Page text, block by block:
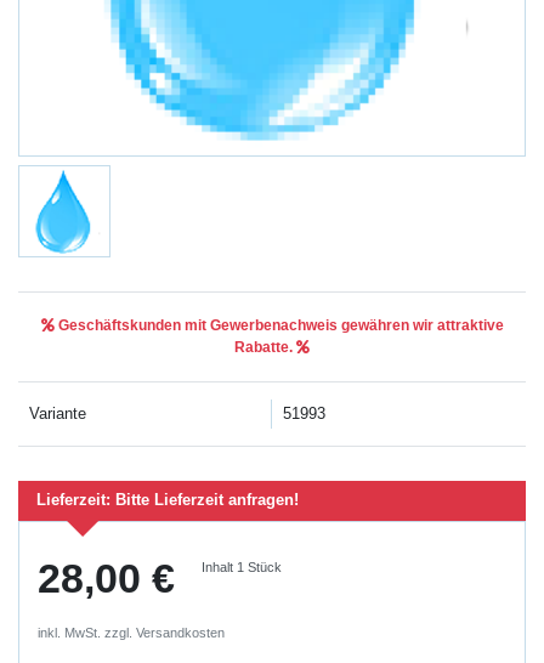
Geschäftskunden mit Gewerbenachweis gewähren wir attraktive
Rabatte.
Variante 51993
Lieferzeit: Bitte Lieferzeit anfragen!
28,00 € Inhalt 1Stück
inkl. MwSt. zzgl. Versandkosten